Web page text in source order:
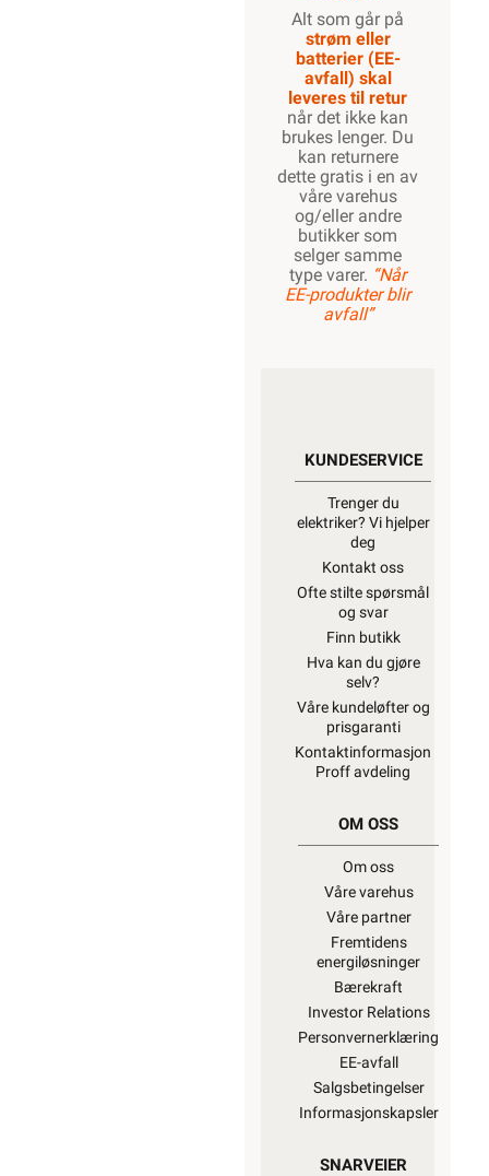
Alt som går på
strøm eller
batterier (EE-
avfall) skal
leveres til retur
når det ikke kan
brukes lenger. Du
kan returnere
dette gratis i en av
våre varehus
og/eller andre
butikker som
selger samme
type varer. “Når
EE-produkter blir
avfall”
KUNDESERVICE
Trenger du
elektriker? Vi hjelper
deg
Kontakt oss
Ofte stilte spørsmål
og svar
Finn butikk
Hva kan du gjøre
selv?
Våre kundeløfter og
prisgaranti
Kontaktinformasjon
Proff avdeling
OM OSS
Om oss
Våre varehus
Våre partner
Fremtidens
energiløsninger
Bærekraft
Investor Relations
Personvernerklæring
EE-avfall
Salgsbetingelser
Informasjonskapsler
SNARVEIER